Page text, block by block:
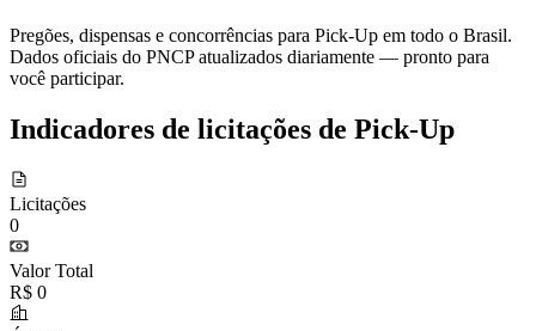
Pregões, dispensas e concorrências para Pick-Up em todo o Brasil.
Dados oficiais do PNCP atualizados diariamente — pronto para
você participar.
Indicadores de licitações de Pick-Up
Licitações
0
Valor Total
R$ 0